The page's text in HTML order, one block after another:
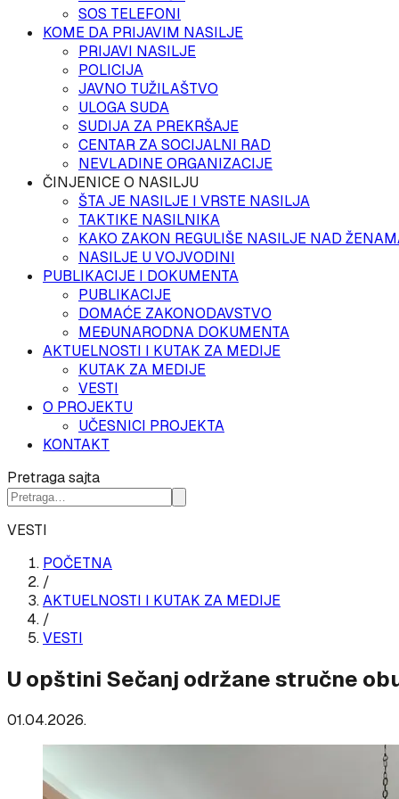
SOS TELEFONI
KOME DA PRIJAVIM NASILJE
PRIJAVI NASILJE
POLICIJA
JAVNO TUŽILAŠTVO
ULOGA SUDA
SUDIJA ZA PREKRŠAJE
CENTAR ZA SOCIJALNI RAD
NEVLADINE ORGANIZACIJE
ČINJENICE O NASILJU
ŠTA JE NASILJE I VRSTE NASILJA
TAKTIKE NASILNIKA
KAKO ZAKON REGULIŠE NASILJE NAD
NASILJE U VOJVODINI
PUBLIKACIJE I DOKUMENTA
PUBLIKACIJE
DOMAĆE ZAKONODAVSTVO
MEĐUNARODNA DOKUMENTA
AKTUELNOSTI I KUTAK ZA MEDIJE
KUTAK ZA MEDIJE
VESTI
O PROJEKTU
UČESNICI PROJEKTA
KONTAKT
Pretraga sajta
VESTI
POČETNA
/
AKTUELNOSTI I KUTAK ZA MEDIJE
/
VESTI
U opštini Sečanj održane stručne
01.04.2026.